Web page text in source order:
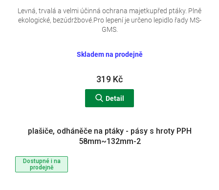
Skladem na prodejně
319 Kč
Detail
Levná, trvalá a velmi účinná ochrana majetkupřed ptáky. Plně
ekologické, bezúdržbové.Pro lepení je určeno lepidlo řady MS-
GMS.
Dostupné i na
prodejně
plašiče, odháněče na ptáky - pásy s hroty PPH
58mm~132mm-2